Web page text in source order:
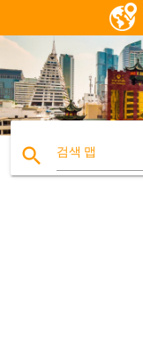
search 검색 맵